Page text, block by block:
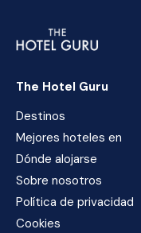
The Hotel Guru
Destinos
Mejores hoteles en
Dónde alojarse
Sobre nosotros
Política de privacidad
Cookies